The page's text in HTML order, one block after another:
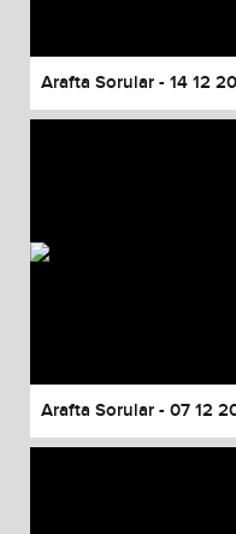
Arafta Sorular - 14 12
Arafta Sorular - 07 12